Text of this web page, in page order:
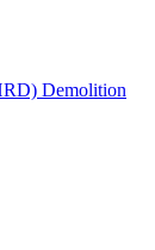
Demolition